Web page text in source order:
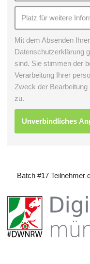
Mit dem Absenden
Datenschutzerklärung
sind. Sie stimmen der
Verarbeitung Ihrer
Zweck der
zu.
Batch #17 Teilnehmer